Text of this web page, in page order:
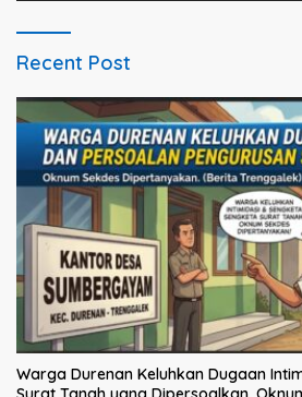
Recent Post
Warga Durenan Keluhkan Dugaan